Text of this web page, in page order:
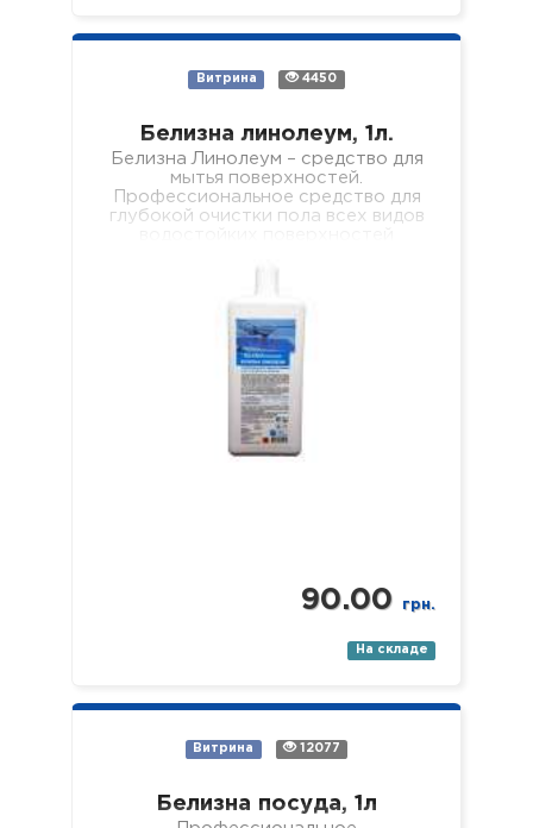
Витрина 4450
Белизна линолеум, 1л.
Белизна Линолеум – средство для
мытья поверхностей.
Профессиональное средство для
глубокой очистки пола всех видов
90.00 грн.
На складе
Витрина 12077
Белизна посуда, 1л